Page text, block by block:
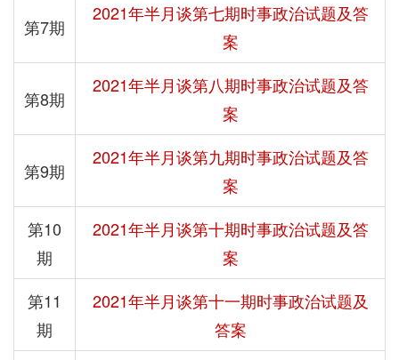
第7期
2021年半月谈第七期时事政治试题及答
案
第8期
2021年半月谈第八期时事政治试题及答
案
第9期
2021年半月谈第九期时事政治试题及答
案
第10
期
2021年半月谈第十期时事政治试题及答
案
第11
期
2021年半月谈第十一期时事政治试题及
答案